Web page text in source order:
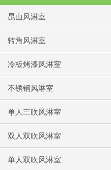
昆山风淋室
转角风淋室
冷板烤漆风淋室
不锈钢风淋室
单人三吹风淋室
双人双吹风淋室
单人双吹风淋室